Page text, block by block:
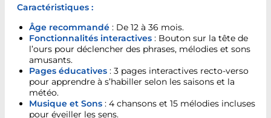
Caractéristiques :
Âge recommandé : De 12 à 36 mois.
Fonctionnalités interactives : Bouton sur la tête de
l’ours pour déclencher des phrases, mélodies et sons
amusants.
Pages éducatives : 3 pages interactives recto-verso
pour apprendre à s’habiller selon les saisons et la
météo.
Musique et Sons : 4 chansons et 15 mélodies incluses
pour éveiller les sens.